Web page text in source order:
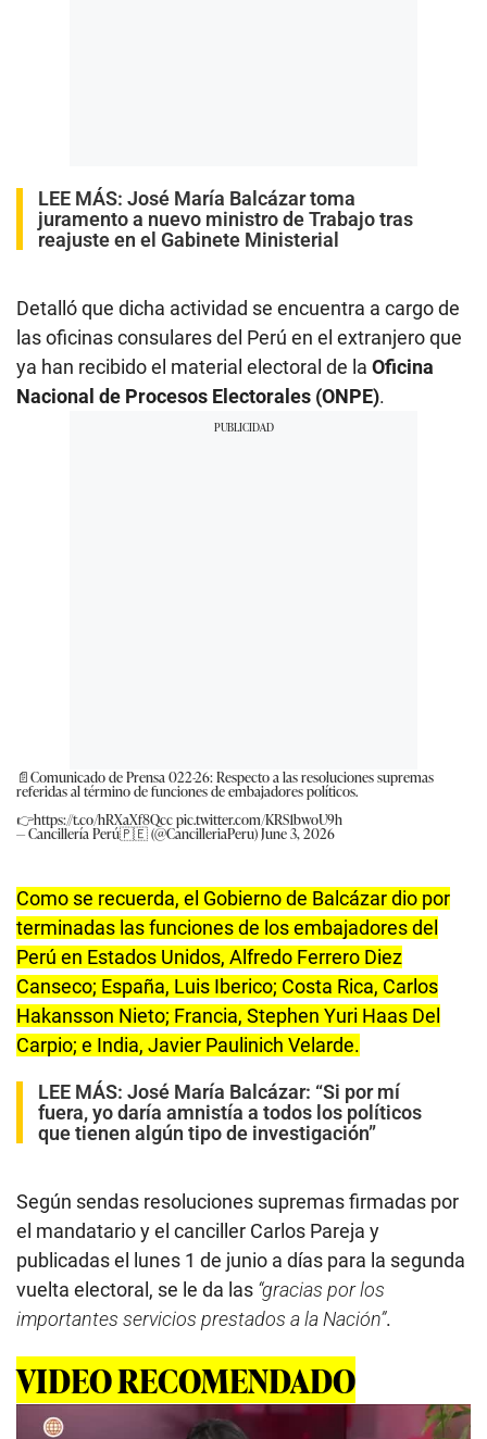
LEE MÁS: José María Balcázar toma
juramento a nuevo ministro de Trabajo tras
reajuste en el Gabinete Ministerial
Detalló que dicha actividad se encuentra a cargo de
las oficinas consulares del Perú en el extranjero que
ya han recibido el material electoral de la Oficina
Nacional de Procesos Electorales (ONPE).
📄Comunicado de Prensa 022-26: Respecto a las resoluciones supremas
referidas al término de funciones de embajadores políticos.
👉https://t.co/hRXaXf8Qccpic.twitter.com/KRS1bwoU9h
— Cancillería Perú🇵🇪 (@CancilleriaPeru)June 3, 2026
Como se recuerda, el Gobierno de Balcázar dio por
terminadas las funciones de los embajadores del
Perú en Estados Unidos, Alfredo Ferrero Diez
Canseco; España, Luis Iberico; Costa Rica, Carlos
Hakansson Nieto; Francia, Stephen Yuri Haas Del
Carpio; e India, Javier Paulinich Velarde.
LEE MÁS: José María Balcázar: “Si por mí
fuera, yo daría amnistía a todos los políticos
que tienen algún tipo de investigación”
Según sendas resoluciones supremas firmadas por
el mandatario y el canciller Carlos Pareja y
publicadas el lunes 1 de junio a días para la segunda
vuelta electoral, se le da las “gracias por los
importantes servicios prestados a la Nación”.
VIDEO RECOMENDADO